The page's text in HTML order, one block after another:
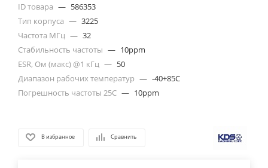
ID товара — 586353
Тип корпуса — 3225
Частота МГц — 32
Стабильность частоты — 10ppm
ESR, Ом (макс) @1 кГц — 50
Диапазон рабочих температур — -40+85C
Погрешность частоты 25С — 10ppm
В избранное Сравнить